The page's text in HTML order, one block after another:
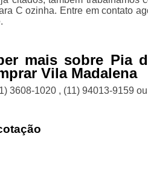
C ozinha. Entre em contato
mais sobre Pia
Vila Madalena
3608-1020 , (11) 94013-9159 ou